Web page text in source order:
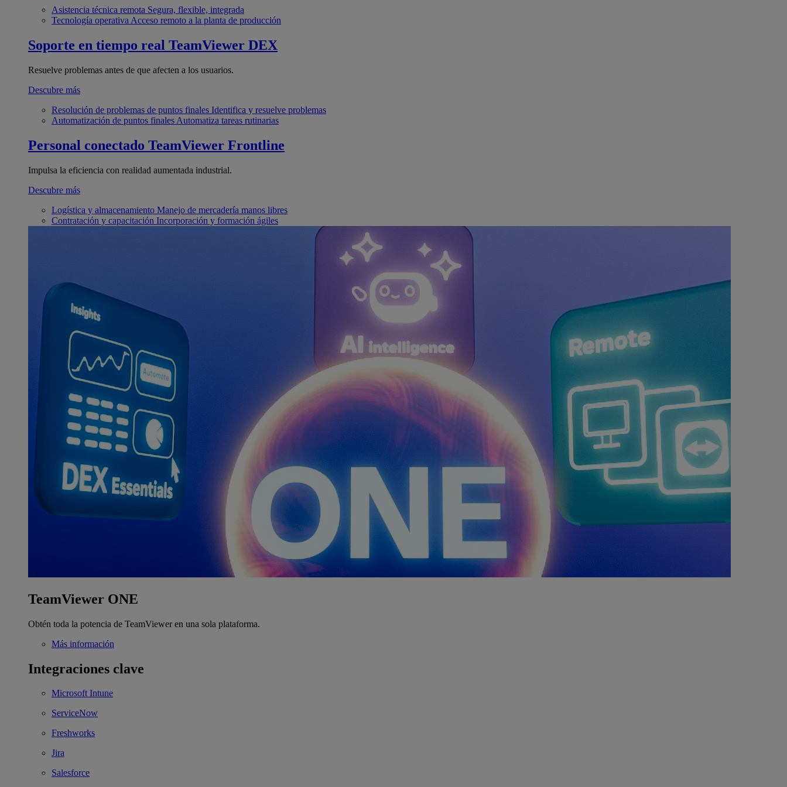
Asistencia técnica remota Segura, flexible, integrada
Tecnología operativa Acceso remoto a la planta de producción
Soporte en tiempo real TeamViewer DEX
Resuelve problemas antes de que afecten a los usuarios.
Descubre más
Resolución de problemas de puntos finales Identifica y resuelve problemas
Automatización de puntos finales Automatiza tareas rutinarias
Personal conectado TeamViewer Frontline
Impulsa la eficiencia con realidad aumentada industrial.
Descubre más
Logística y almacenamiento Manejo de mercadería manos libres
Contratación y capacitación Incorporación y formación ágiles
TeamViewer ONE
Obtén toda la potencia de TeamViewer en una sola plataforma.
Más información
Integraciones clave
Microsoft Intune
ServiceNow
Freshworks
Jira
Salesforce